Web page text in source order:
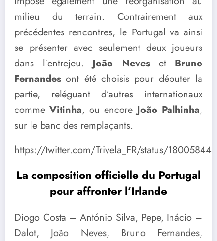
milieu du terrain. Contrairement aux
précédentes rencontres, le Portugal va ainsi
se présenter avec seulement deux joueurs
dans l’entrejeu. João Neveset Bruno
Fernandes ont été choisis pour débuter la
partie, reléguant d’autres internationaux
comme Vitinha, ou encore João Palhinha,
sur le banc des remplaçants.
https://twitter.com/Trivela_FR/status/
La composition officielle du Portugal
pour affronter l’Irlande
Diogo Costa – António Silva, Pepe, Inácio –
Dalot, João Neves, Bruno Fernandes,